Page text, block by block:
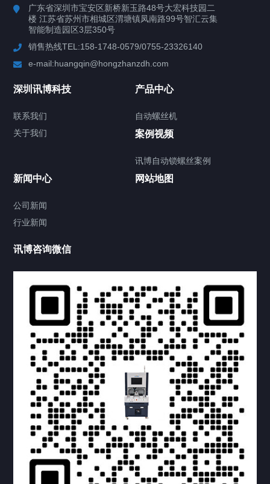
行业案例
联系我们
关于我们
广东省深圳市宝安区新桥新玉路48号大宏科技园二
楼 江苏省苏州市相城区渭塘镇凤南路99号智汇云集
智能制造园区3层350号
销售热线TEL:158-1748-0579/0755-23326140
e-mail:huangqin@hongzhanzdh.com
深圳讯博科技
联系我们
关于我们
产品中心
自动螺丝机
案例视频
讯博自动锁螺丝案例
新闻中心
公司新闻
行业新闻
网站地图
讯博咨询微信